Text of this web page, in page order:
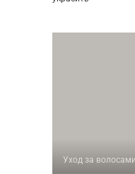
Уход за волосами